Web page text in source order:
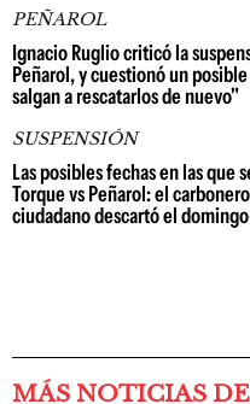
PEÑAROL
Ignacio Ruglio criticó la
Peñarol, y cuestionó un
salgan a rescatarlos de nuevo"
SUSPENSIÓN
Las posibles fechas en las
Torque vs Peñarol: el
ciudadano descartó el domingo
MÁS NOTICIAS